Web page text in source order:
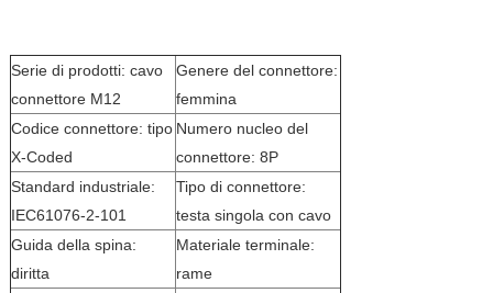
Serie di prodotti: cavo
connettore M12
Genere del connettore:
femmina
Codice connettore: tipo
X-Coded
Numero nucleo del
connettore: 8P
Standard industriale:
IEC61076-2-101
Tipo di connettore:
testa singola con cavo
Guida della spina:
diritta
Materiale terminale:
rame